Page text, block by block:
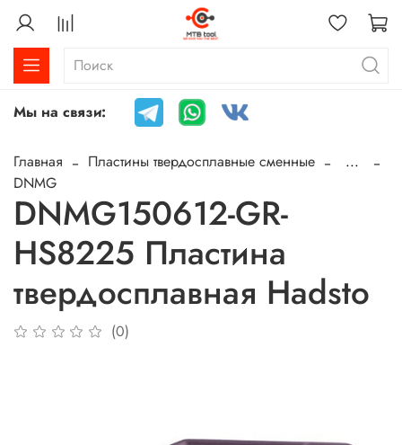
Мы на связи:
Главная Пластины твердосплавные сменные
...
DNMG
DNMG150612-GR-
HS8225 Пластина
твердосплавная Hadsto
(0)